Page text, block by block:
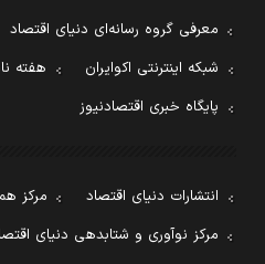
معرفی گروه رسانه‌ای دنیای اقتصاد
شبکه اینترنتی اکوایران
هفته
پایگاه خبری اقتصادنیوز
انتشارات دنیای اقتصاد
مرکز
مرکز نوآوری و شتابدهی دنیای